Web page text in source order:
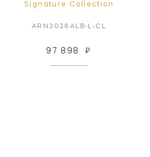
Signature Collection
ARN3028ALB-L-CL
97 898 ₽